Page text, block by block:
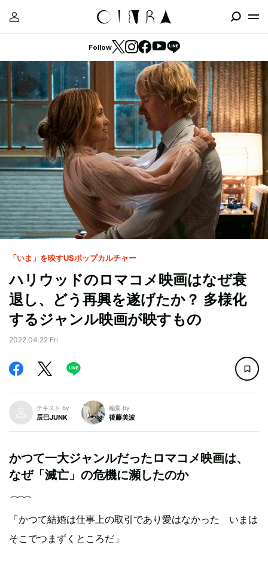
Follow
「いま」を映すUSポップカルチャー
ハリウッドのロマコメ映画はなぜ衰
退し、どう再興を遂げたか？ 多様化
するジャンル映画が映すもの
2022.04.22 Fri
テキスト by
辰巳JUNK
編集 by
後藤美波
かつて一大ジャンルだったロマコメ映画は、
なぜ「滅亡」の危機に瀕したのか
「かつて結婚は仕事上の取引であり愛はなかった いまは
そこでつまずくところだ」